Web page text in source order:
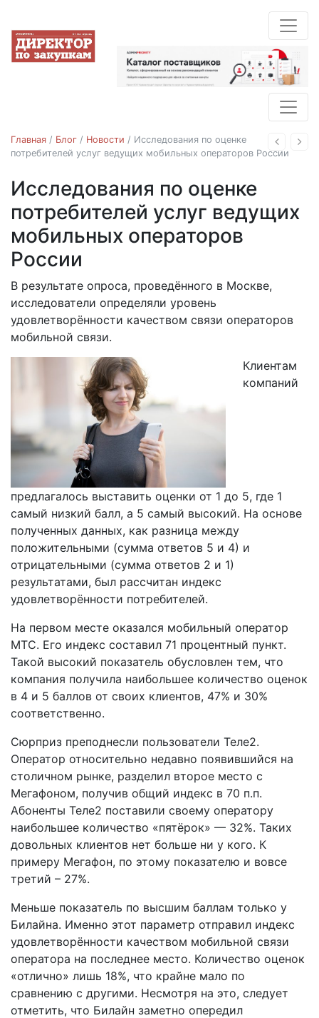
Назад
Главная / Блог / Новости / Исследования по оценке
потребителей услуг ведущих мобильных операторов России
Новости
Исследования по оценке
потребителей услуг ведущих
мобильных операторов
России
13.09.2018
В результате опроса, проведённого в Москве,
исследователи определяли уровень
удовлетворённости качеством связи операторов
мобильной связи.
Клиентам
компаний
предлагалось выставить оценки от 1 до 5, где 1
самый низкий балл, а 5 самый высокий. На основе
полученных данных, как разница между
положительными (сумма ответов 5 и 4) и
отрицательными (сумма ответов 2 и 1)
результатами, был рассчитан индекс
удовлетворённости потребителей.
На первом месте оказался мобильный оператор
МТС. Его индекс составил 71 процентный пункт.
Такой высокий показатель обусловлен тем, что
компания получила наибольшее количество оценок
в 4 и 5 баллов от своих клиентов, 47% и 30%
соответственно.
Сюрприз преподнесли пользователи Теле2.
Оператор относительно недавно появившийся на
столичном рынке, разделил второе место с
Мегафоном, получив общий индекс в 70 п.п.
Абоненты Теле2 поставили своему оператору
наибольшее количество «пятёрок» — 32%. Таких
довольных клиентов нет больше ни у кого. К
примеру Мегафон, по этому показателю и вовсе
третий – 27%.
Меньше показатель по высшим баллам только у
Билайна. Именно этот параметр отправил индекс
удовлетворённости качеством мобильной связи
оператора на последнее место. Количество оценок
«отлично» лишь 18%, что крайне мало по
сравнению с другими. Несмотря на это, следует
отметить, что Билайн заметно опередил